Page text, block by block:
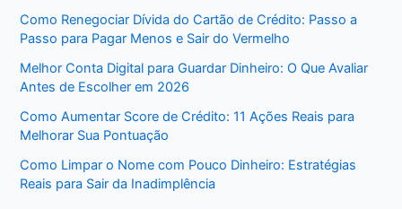
Como Renegociar Dívida do Cartão de Crédito: Passo a
Passo para Pagar Menos e Sair do Vermelho
Melhor Conta Digital para Guardar Dinheiro: O Que Avaliar
Antes de Escolher em 2026
Como Aumentar Score de Crédito: 11 Ações Reais para
Melhorar Sua Pontuação
Como Limpar o Nome com Pouco Dinheiro: Estratégias
Reais para Sair da Inadimplência